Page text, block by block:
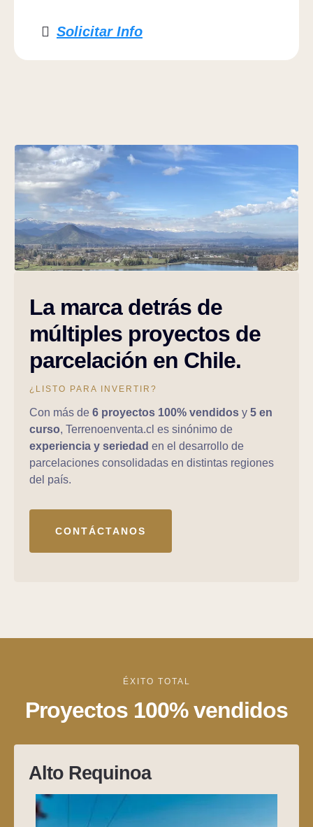
Solicitar Info
La marca detrás de
múltiples proyectos de
parcelación en Chile.
¿LISTO PARA INVERTIR?
Con más de 6 proyectos 100% vendidos y 5 en
curso, Terrenoenventa.cl es sinónimo de
experiencia y seriedad en el desarrollo de
parcelaciones consolidadas en distintas regiones
del país.
CONTÁCTANOS
ÉXITO TOTAL
Proyectos 100% vendidos
Alto Requinoa